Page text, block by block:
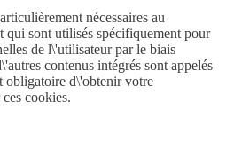
nécessaires au
qui sont utilisés spécifiquement pour
de l\'utilisateur par le biais
contenus intégrés sont appelés
obligatoire d\'obtenir votre
cookies.